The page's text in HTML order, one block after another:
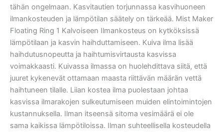
tähän ongelmaan. Kasvitautien torjunnassa kasvihuoneen
ilmankosteuden ja lämpötilan säätely on tärkeää. Mist Maker
Floating Ring 1 Kalvoiseen Ilmankosteus on kytköksissä
lämpötilaan ja kasvin haihduttamiseen. Kuiva ilma lisää
haihdutusnopeutta ja haihtumisvirtausta kasvissa
voimakkaasti. Kuivassa ilmassa on huolehdittava siitä, että
juuret kykenevät ottamaan maasta riittävän määrän vettä
haihtuneen tilalle. Liian kostea ilma puolestaan johtaa
kasvissa ilmarakojen sulkeutumiseen muiden elintoimintojen
kustannuksella. Ilman itseensä sitoma vesimäärä ei ole
sama kaikissa lämpötiloissa. Ilman suhteellisella kosteudella